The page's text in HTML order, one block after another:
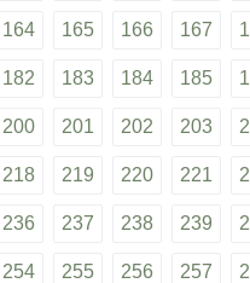
164 165 166 167
182 183 184 185
200 201 202 203
218 219 220 221
236 237 238 239
254 255 256 257